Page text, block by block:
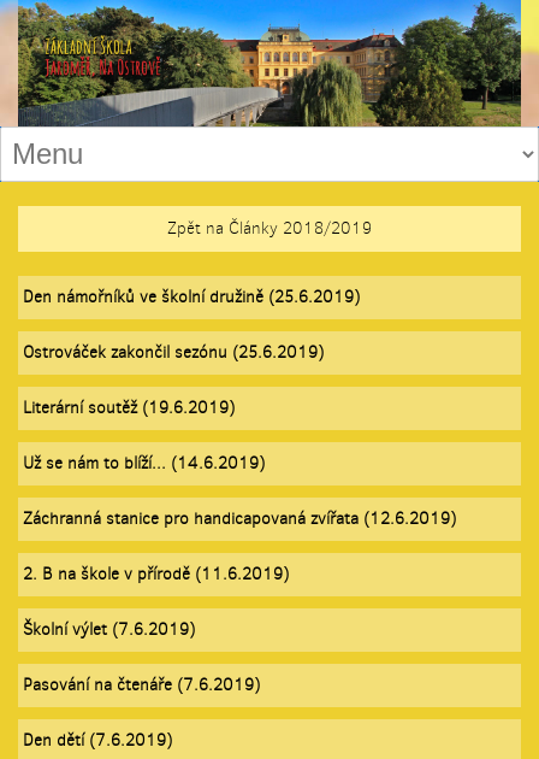
Zpět na Články 2018/2019
Den námořníků ve školní družině (25.6.2019)
Ostrováček zakončil sezónu (25.6.2019)
Literární soutěž (19.6.2019)
Už se nám to blíží... (14.6.2019)
Záchranná stanice pro handicapovaná zvířata (12.6.2019)
2. B na škole v přírodě (11.6.2019)
Školní výlet (7.6.2019)
Pasování na čtenáře (7.6.2019)
Den dětí (7.6.2019)